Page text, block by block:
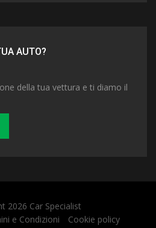
AUTO?
della tua vettura e ti diamo il
2026 Car Specialist
e Condizioni Cookie policy